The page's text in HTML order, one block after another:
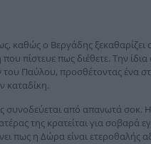
καθώς ο Βεργάδης ξεκαθαρίζει
πίστευε πως διέθετε. Την
Παύλου, προσθέτοντας ένα
καταδίκη.
από απανωτά σοκ. Η
της κρατείται για σοβαρά
πως η Δώρα είναι ετεροθαλής